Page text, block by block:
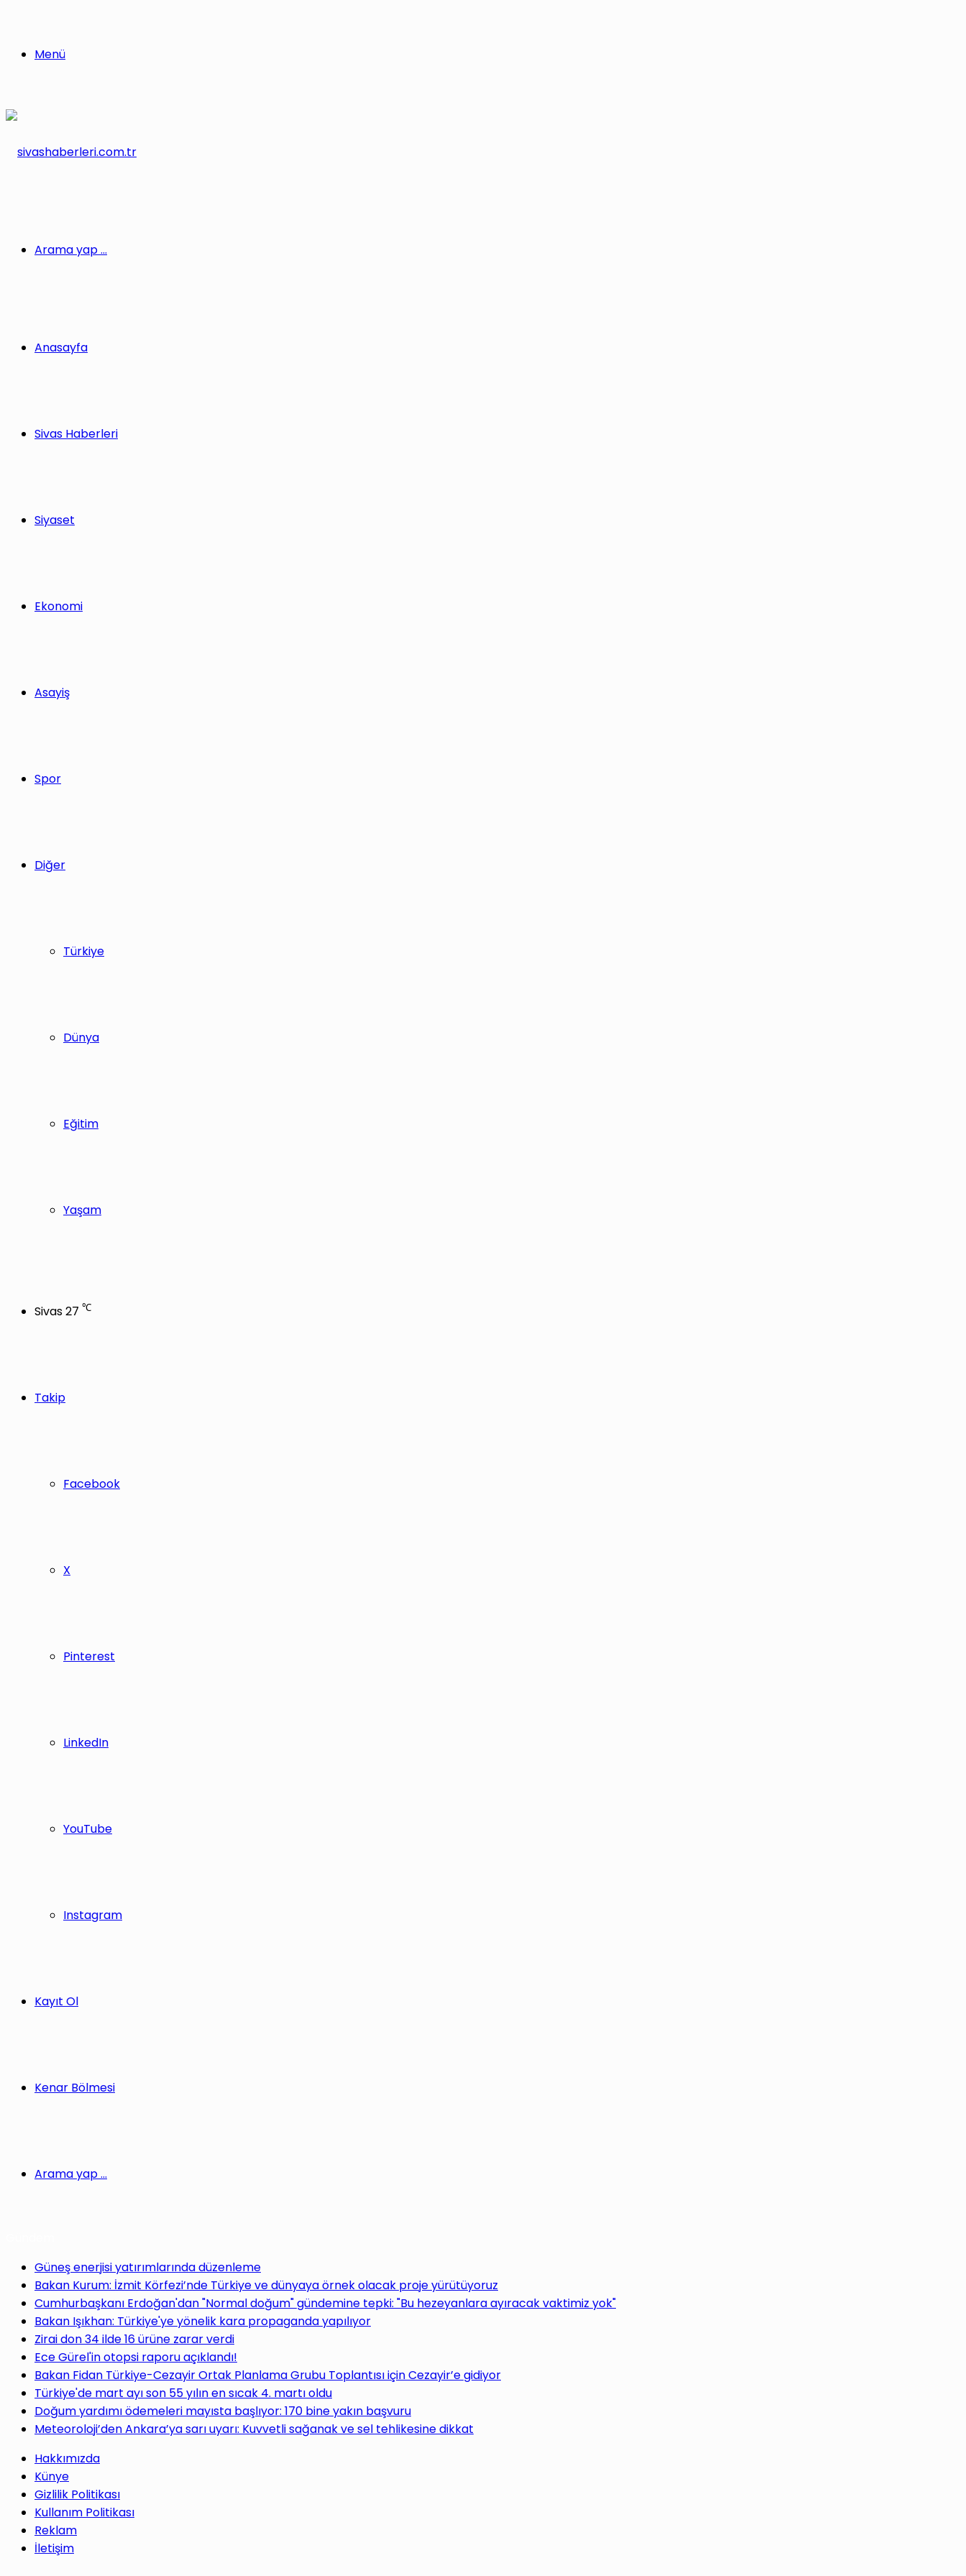
Menü
Arama yap ...
Anasayfa
Sivas Haberleri
Siyaset
Ekonomi
Asayiş
Spor
Diğer
Türkiye
Dünya
Eğitim
Yaşam
Sivas27 ℃
Takip
Facebook
X
Pinterest
LinkedIn
YouTube
Instagram
Kayıt Ol
Kenar Bölmesi
Arama yap ...
Güneş enerjisi yatırımlarında düzenleme
Bakan Kurum: İzmit Körfezi’nde Türkiye ve dünyaya örnek olacak proje yürütüyoruz
Cumhurbaşkanı Erdoğan'dan "Normal doğum" gündemine tepki: "Bu hezeyanlara ayıracak vaktimiz yok"
Bakan Işıkhan: Türkiye'ye yönelik kara propaganda yapılıyor
Zirai don 34 ilde 16 ürüne zarar verdi
Ece Gürel'in otopsi raporu açıklandı!
Bakan Fidan Türkiye-Cezayir Ortak Planlama Grubu Toplantısı için Cezayir’e gidiyor
Türkiye'de mart ayı son 55 yılın en sıcak 4. martı oldu
Doğum yardımı ödemeleri mayısta başlıyor: 170 bine yakın başvuru
Meteoroloji’den Ankara’ya sarı uyarı: Kuvvetli sağanak ve sel tehlikesine dikkat
Hakkımızda
Künye
Gizlilik Politikası
Kullanım Politikası
Reklam
İletişim